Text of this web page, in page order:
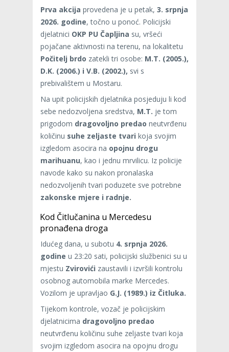
Prva akcija provedena je u petak, 3. srpnja
2026. godine, točno u ponoć. Policijski
djelatnici OKP PU Čapljina su, vršeći
pojačane aktivnosti na terenu, na lokalitetu
Počitelj brdo zatekli tri osobe: M.T. (2005.),
D.K. (2006.) i V.B. (2002.), svi s
prebivalištem u Mostaru.
Na upit policijskih djelatnika posjeduju li kod
sebe nedozvoljena sredstva, M.T. je tom
prigodom dragovoljno predao neutvrđenu
količinu suhe zeljaste tvari koja svojim
izgledom asocira na opojnu drogu
marihuanu, kao i jednu mrvilicu. Iz policije
navode kako su nakon pronalaska
nedozvoljenih tvari poduzete sve potrebne
zakonske mjere i radnje.
Kod Čitlučanina u Mercedesu
pronađena droga
Idućeg dana, u subotu 4. srpnja 2026.
godine u 23:20 sati, policijski službenici su u
mjestu Zvirovići zaustavili i izvršili kontrolu
osobnog automobila marke Mercedes.
Vozilom je upravljao G.J. (1989.) iz Čitluka.
Tijekom kontrole, vozač je policijskim
djelatnicima dragovoljno predao
neutvrđenu količinu suhe zeljaste tvari koja
svojim izgledom asocira na opojnu drogu